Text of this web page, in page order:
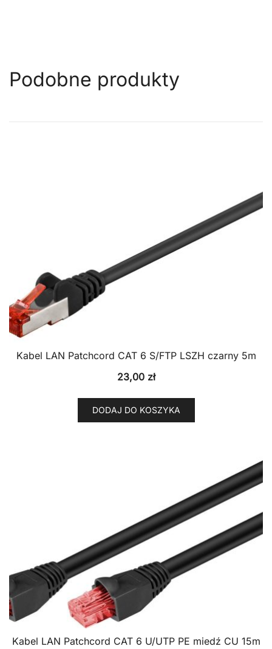
Podobne produkty
Kabel LAN Patchcord CAT 6 S/FTP LSZH czarny 5m
23,00 zł
DODAJ DO KOSZYKA
Kabel LAN Patchcord CAT 6 U/UTP PE miedź CU 15m